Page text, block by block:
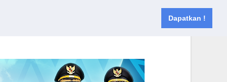
Dapatkan !
Kontak